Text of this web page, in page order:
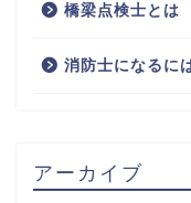
橋梁点検士とは
消防士になるに
アーカイブ